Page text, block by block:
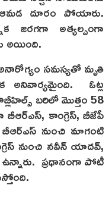
ఆమడ దూరం పోయారు.
జరగగా అత్యల్పంగా
అయింది.
సమస్యతో మృతి
అనివార్యమైంది. ఓట్ల
బరిలో మొత్తం 58
బీఆర్ఎస్, కాంగ్రెస్, బీజేపీ
నుంచి మాగంటి
నుంచి నవీన్ యాదవ్,
ఉన్నారు. ప్రధానంగా పోటీ